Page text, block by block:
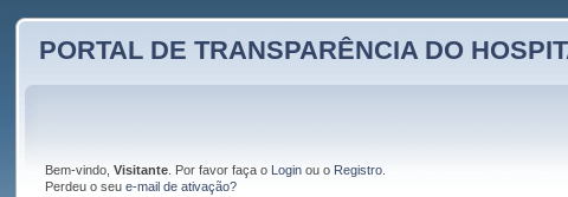
PORTAL DE TRANSPARÊNCIA DO
Bem-vindo,Visitante . Por favor faça o Login ou o Registro
Perdeu o seue-mail de ativação?